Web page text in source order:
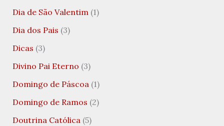
Dia de São Valentim(1)
Dia dos Pais (3)
Dicas (3)
Divino Pai Eterno (3)
Domingo de Páscoa(1)
Domingo de Ramos (2)
Doutrina Católica(5)